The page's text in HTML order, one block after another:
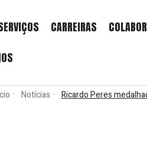
CARREIRAS
Notícias Ricardo Peres